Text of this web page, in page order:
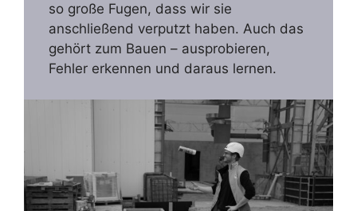
so große Fugen, dass wir sie
anschließend verputzt haben. Auch das
gehört zum Bauen – ausprobieren,
Fehler erkennen und daraus lernen.